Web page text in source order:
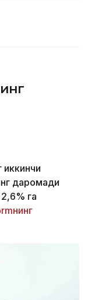
даромади
га